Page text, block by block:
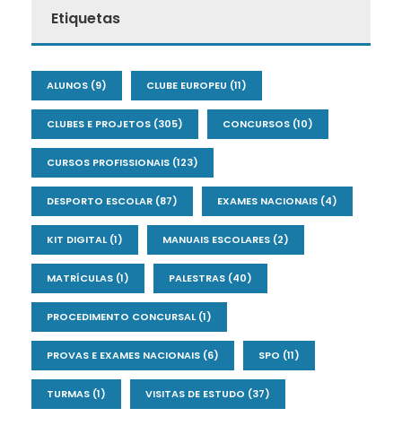
Etiquetas
ALUNOS (9) CLUBE EUROPEU (11)
CLUBES E PROJETOS (305) CONCURSOS (10)
CURSOS PROFISSIONAIS (123)
DESPORTO ESCOLAR (87) EXAMES NACIONAIS (4)
KIT DIGITAL(1) MANUAIS ESCOLARES (2)
MATRÍCULAS (1) PALESTRAS (40)
PROCEDIMENTO CONCURSAL(1)
PROVAS E EXAMES NACIONAIS (6) SPO (11)
TURMAS (1) VISITAS DE ESTUDO (37)